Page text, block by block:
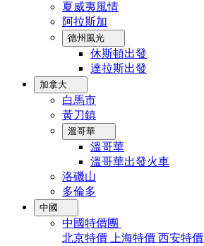
夏威夷風情
阿拉斯加
德州風光
休斯頓出發
達拉斯出發
加拿大
白馬市
黃刀鎮
溫哥華
溫哥華
溫哥華出發火車
洛磯山
多倫多
中國
中國特價團
北京特價
上海特價 西安特價